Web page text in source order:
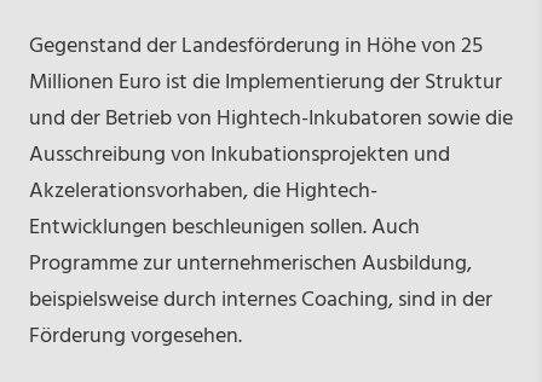
Gegenstand der Landesförderung in Höhe von 25
Millionen Euro ist die Implementierung der Struktur
und der Betrieb von Hightech-Inkubatoren sowie die
Ausschreibung von Inkubationsprojekten und
Akzelerationsvorhaben, die Hightech-
Entwicklungen beschleunigen sollen. Auch
Programme zur unternehmerischen Ausbildung,
beispielsweise durch internes Coaching, sind in der
Förderung vorgesehen.